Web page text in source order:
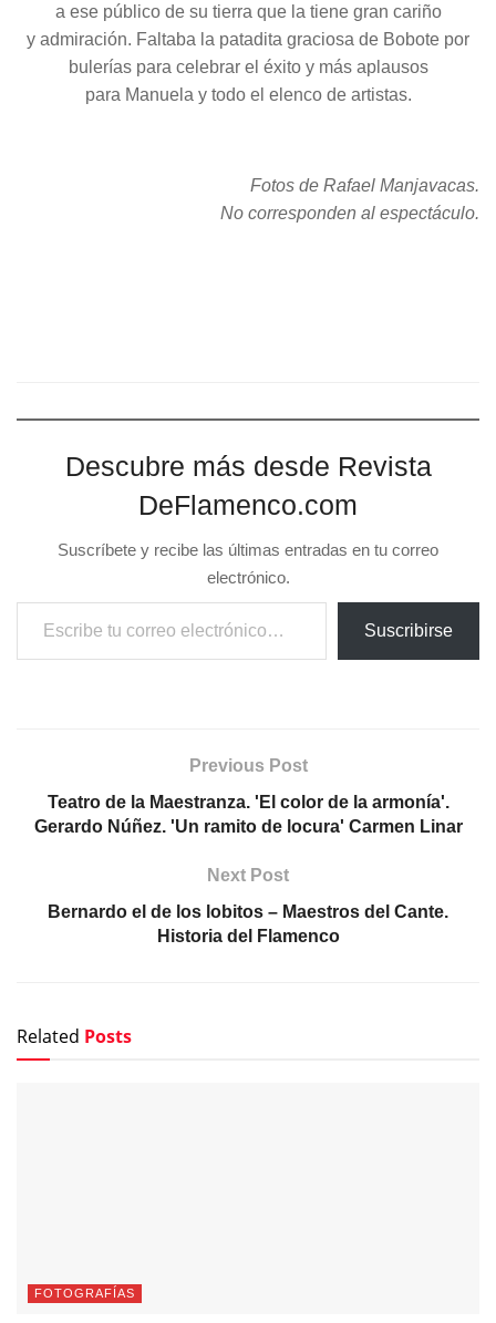
a ese público de su tierra que la tiene gran cariño
y admiración. Faltaba la patadita graciosa de Bobote por
bulerías para celebrar el éxito y más aplausos
para Manuela y todo el elenco de artistas.
Fotos de Rafael Manjavacas.
No corresponden al espectáculo.
Descubre más desde Revista
DeFlamenco.com
Suscríbete y recibe las últimas entradas en tu correo
electrónico.
Escribe tu correo electrónico…
Suscribirse
Previous Post
Teatro de la Maestranza. 'El color de la armonía'.
Gerardo Núñez. 'Un ramito de locura' Carmen Linar
Next Post
Bernardo el de los lobitos – Maestros del Cante.
Historia del Flamenco
Related Posts
FOTOGRAFÍAS